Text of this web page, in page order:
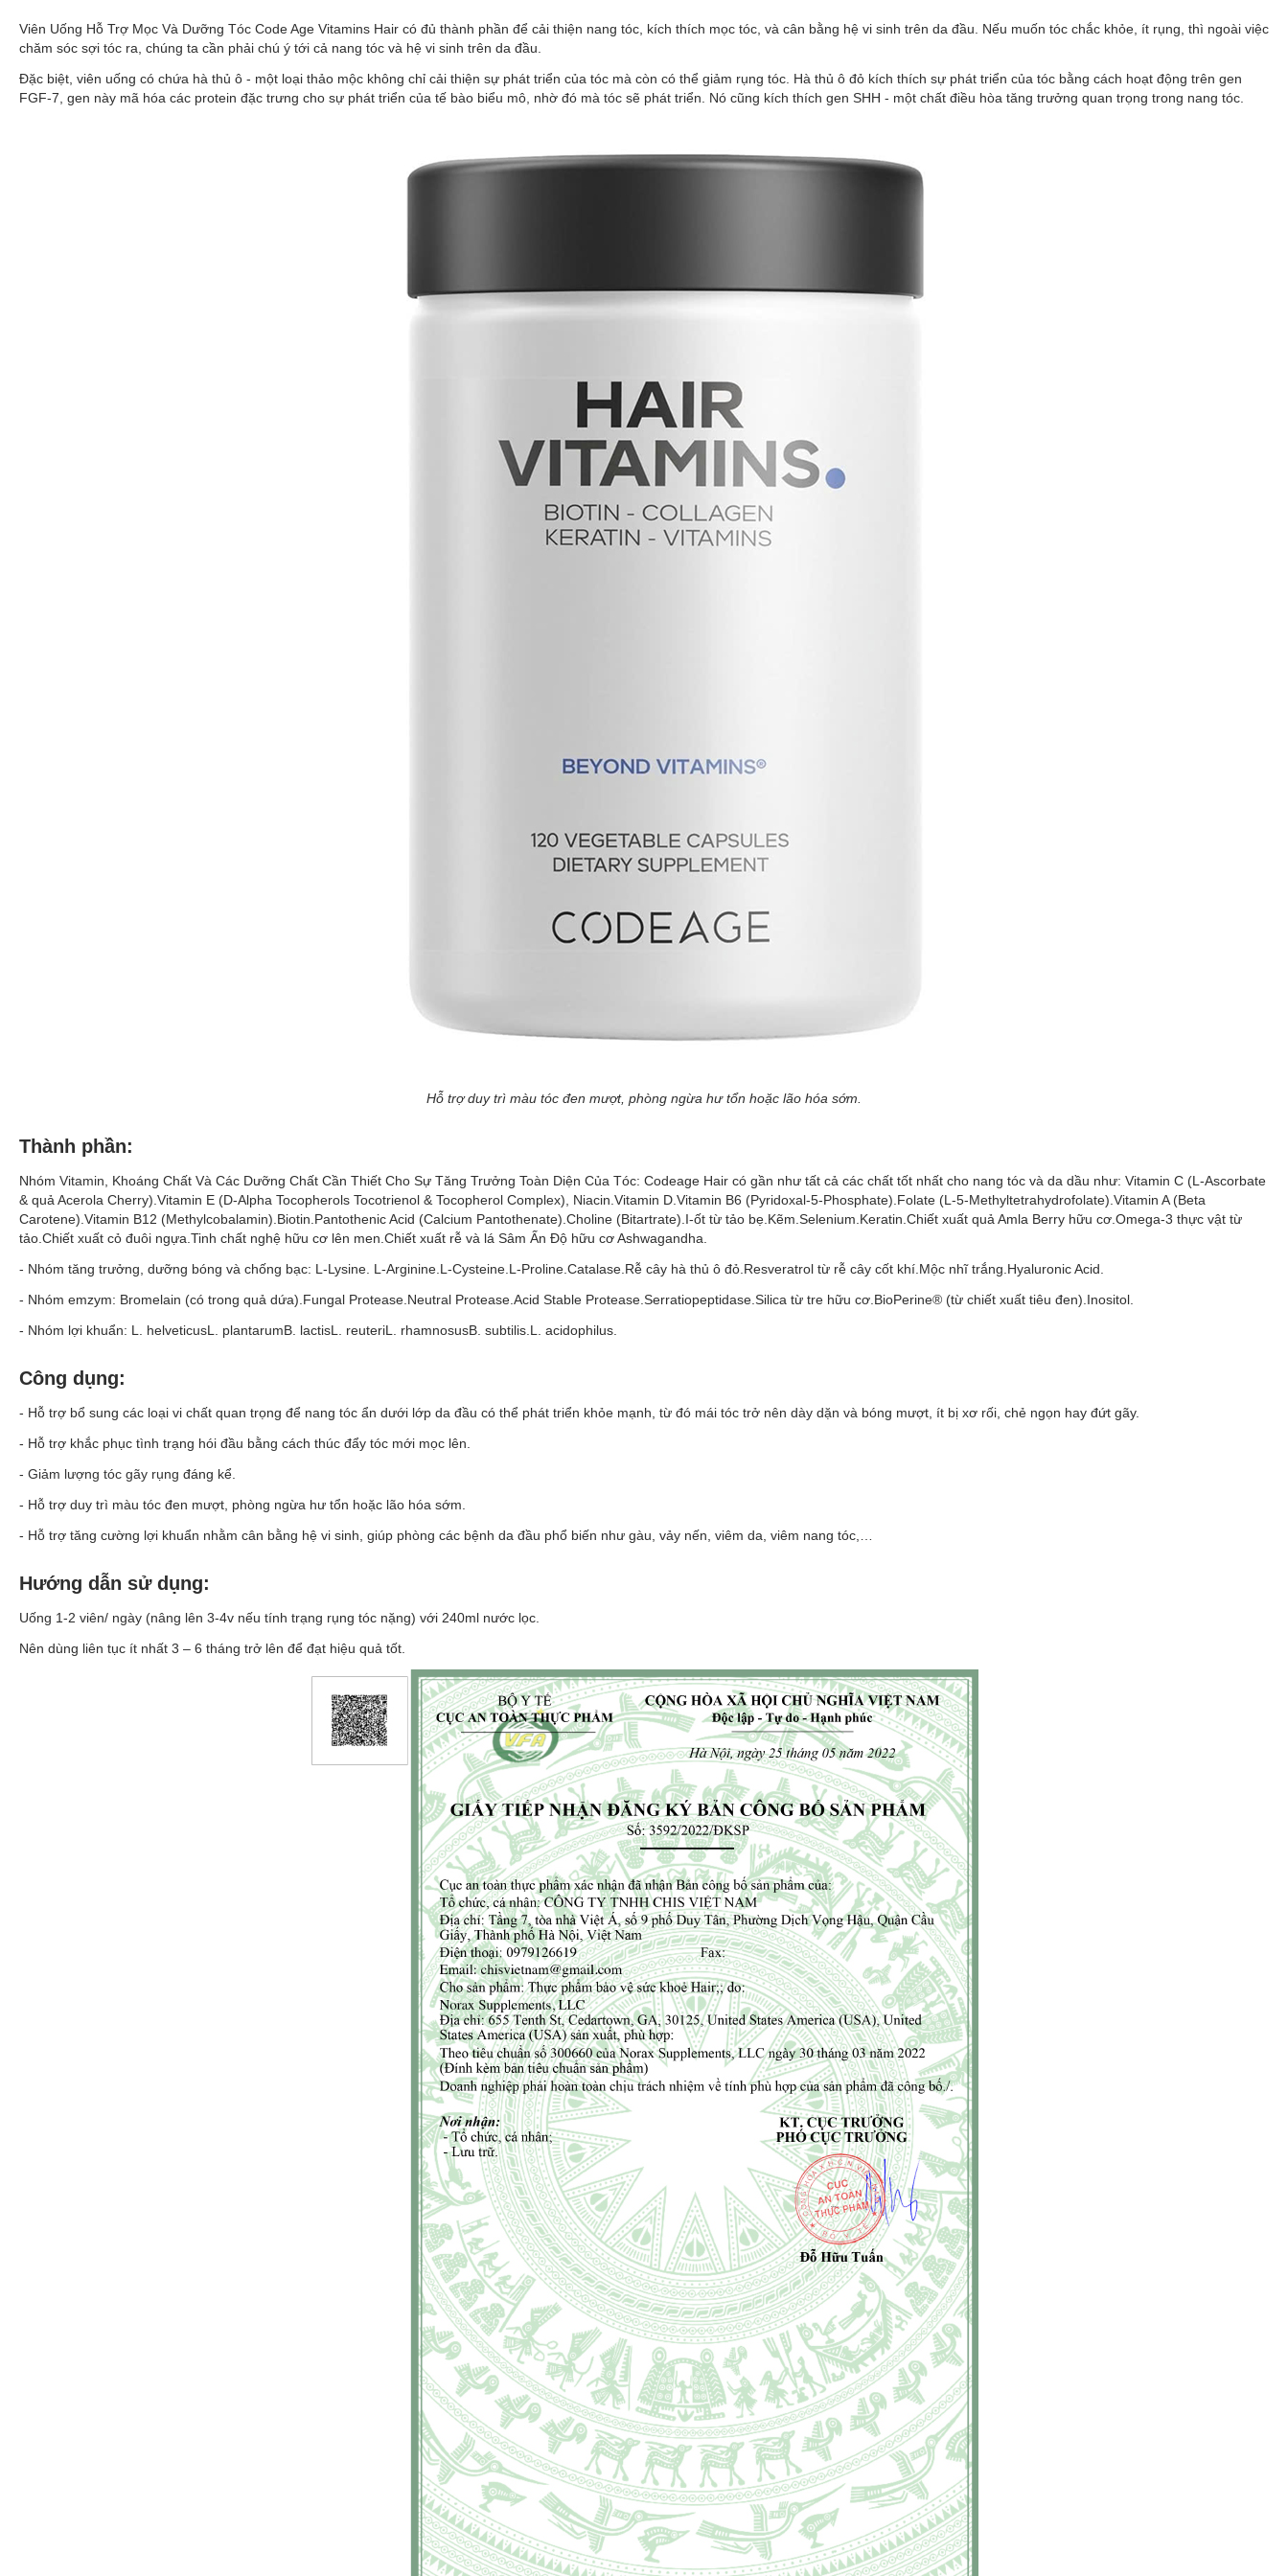
Viên Uống Hỗ Trợ Mọc Và Dưỡng Tóc Code Age Vitamins Hair có đủ thành phần để cải thiện nang tóc, kích thích mọc tóc, và cân bằng hệ vi sinh trên da đầu. Nếu muốn tóc chắc khỏe, ít rụng, thì ngoài việc
chăm sóc sợi tóc ra, chúng ta cần phải chú ý tới cả nang tóc và hệ vi sinh trên da đầu.
Đặc biệt, viên uống có chứa hà thủ ô - một loại thảo mộc không chỉ cải thiện sự phát triển của tóc mà còn có thể giảm rụng tóc. Hà thủ ô đỏ kích thích sự phát triển của tóc bằng cách hoạt động trên gen
FGF-7, gen này mã hóa các protein đặc trưng cho sự phát triển của tế bào biểu mô, nhờ đó mà tóc sẽ phát triển. Nó cũng kích thích gen SHH - một chất điều hòa tăng trưởng quan trọng trong nang tóc.
Hỗ trợ duy trì màu tóc đen mượt, phòng ngừa hư tổn hoặc lão hóa sớm.
Thành phần:
Nhóm Vitamin , Khoáng Chất Và Các Dưỡng Chất Cần Thiết Cho Sự Tăng Trưởng Toàn Diện Của Tóc: Codeage Hair có gần như tất cả các chất tốt nhất cho nang tóc và da dầu như: Vitamin C (L-Ascorbate
& quả Acerola Cherry).Vitamin E (D-Alpha Tocopherols Tocotrienol & Tocopherol Complex), Niacin.Vitamin D.Vitamin B6 (Pyridoxal-5-Phosphate).Folate (L-5-Methyltetrahydrofolate).Vitamin A (Beta
Carotene).Vitamin B12 (Methylcobalamin).Biotin.Pantothenic Acid (Calcium Pantothenate).Choline (Bitartrate).I-ốt từ tảo bẹ.Kẽm.Selenium.Keratin.Chiết xuất quả Amla Berry hữu cơ.Omega-3 thực vật từ
tảo.Chiết xuất cỏ đuôi ngựa.Tinh chất nghệ hữu cơ lên men.Chiết xuất rễ và lá Sâm Ấn Độ hữu cơ Ashwagandha.
- Nhóm tăng trưởng, dưỡng bóng và chống bạc: L-Lysine. L-Arginine.L-Cysteine.L-Proline.Catalase.Rễ cây hà thủ ô đỏ.Resveratrol từ rễ cây cốt khí.Mộc nhĩ trắng.Hyaluronic Acid.
- Nhóm emzym: Bromelain (có trong quả dứa).Fungal Protease.Neutral Protease.Acid Stable Protease.Serratiopeptidase.Silica từ tre hữu cơ.BioPerine® (từ chiết xuất tiêu đen).Inositol.
- Nhóm lợi khuẩn: L. helveticusL. plantarumB. lactisL. reuteriL. rhamnosusB. subtilis.L. acidophilus.
Công dụng:
- Hỗ trợ bổ sung các loại vi chất quan trọng để nang tóc ẩn dưới lớp da đầu có thể phát triển khỏe mạnh, từ đó mái tóc trở nên dày dặn và bóng mượt, ít bị xơ rối, chẻ ngọn hay đứt gãy.
- Hỗ trợ khắc phục tình trạng hói đầu bằng cách thúc đẩy tóc mới mọc lên.
- Giảm lượng tóc gãy rụng đáng kể.
- Hỗ trợ duy trì màu tóc đen mượt, phòng ngừa hư tổn hoặc lão hóa sớm.
- Hỗ trợ tăng cường lợi khuẩn nhằm cân bằng hệ vi sinh, giúp phòng các bệnh da đầu phổ biến như gàu, vảy nến, viêm da, viêm nang tóc,…
Hướng dẫn sử dụng:
Uống 1-2 viên/ ngày (nâng lên 3-4v nếu tính trạng rụng tóc nặng) với 240ml nước lọc.
Nên dùng liên tục ít nhất 3 – 6 tháng trở lên để đạt hiệu quả tốt.